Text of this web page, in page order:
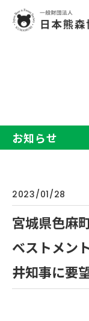
お知らせ
2023/01/28
宮城県色麻
ベストメン
井知事に要